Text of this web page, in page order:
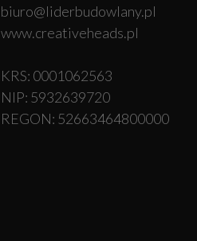
biuro@liderbudowlany.pl
www.creativeheads.pl
KRS: 0001062563
NIP: 5932639720
REGON: 52663464800000